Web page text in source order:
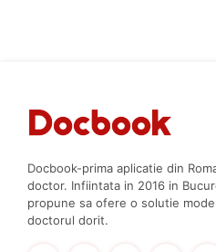
Docbook-prima aplicatie din
doctor. Infiintata in 2016 in
propune sa ofere o solutie
doctorul dorit.